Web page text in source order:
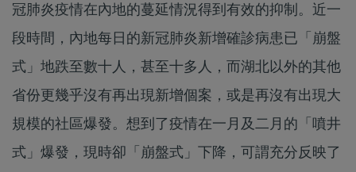
冠肺炎疫情在內地的蔓延情況得到有效的抑制。近一
段時間，內地每日的新冠肺炎新增確診病患已「崩盤
式」地跌至數十人，甚至十多人，而湖北以外的其他
省份更幾乎沒有再出現新增個案，或是再沒有出現大
規模的社區爆發。想到了疫情在一月及二月的「噴井
式」爆發，現時卻「崩盤式」下降，可謂充分反映了